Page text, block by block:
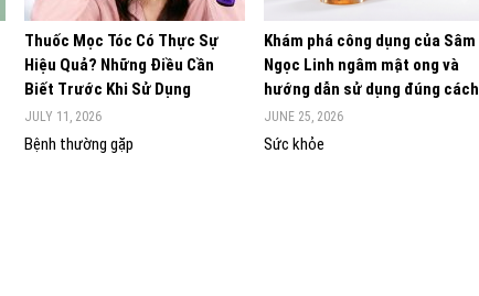
Thuốc Mọc Tóc Có Thực Sự
Hiệu Quả? Những Điều Cần
Biết Trước Khi Sử Dụng
JULY 11, 2026
Bệnh thường gặp
Khám phá công dụng của Sâm
Ngọc Linh ngâm mật ong và
hướng dẫn sử dụng đúng cách
JUNE 25, 2026
Sức khỏe